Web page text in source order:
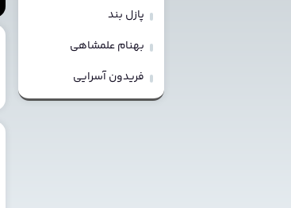
پازل بند
بهنام علمشاهی
فریدون آسرایی